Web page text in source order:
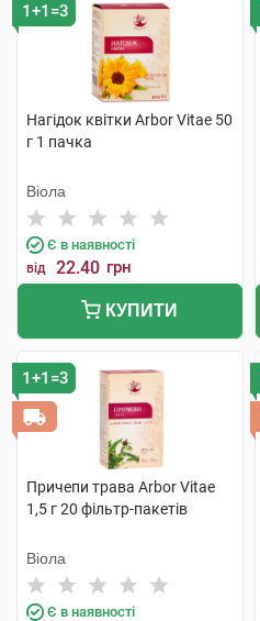
1+1=3
Нагідок квітки Arbor Vitae 50
г 1 пачка
Віола
Є в наявності
від 22.40 грн
КУПИТИ
1+1=3
Причепи трава Arbor Vitae
1,5 г 20 фільтр-пакетів
Віола
Є в наявності